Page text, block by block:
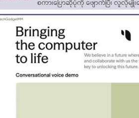
AI ရဲ့ ယုံကြည်ချက််မှာကိုက
ရောက်လာပြီး မြင်နိုင်၊ ကြားနိုင်မ
ကားပြောဆိုဆက်ဆံနိုင်မယ့် အနာဂါတ်ကို
ည်းဖြစ်တယ်ပေါ့။
ါကို အကောင်အထည်ဖော်နိုင်ဖို့အတွက်
ည်းလမ်း (၂) မျိုးရှိတယ် -
၁) ကိုယ့်အတွက် အသံနဲ့ အဖော်တစ်ယောက်